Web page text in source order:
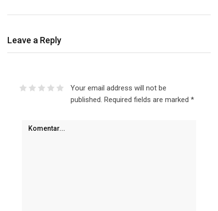
Leave a Reply
Your email address will not be
published. Required fields are marked *